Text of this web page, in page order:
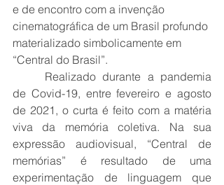
e de encontro com a invenção
cinematográfica de um Brasil profundo
materializado simbolicamente em
“Central do Brasil”.
de Covid-19, entre fevereiro e agosto
de 2021, o curta é feito com a matéria
viva da memória coletiva. Na sua
expressão audiovisual, “Central de
memórias” é resultado de uma
experimentação de linguagem que